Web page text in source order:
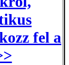
fel a